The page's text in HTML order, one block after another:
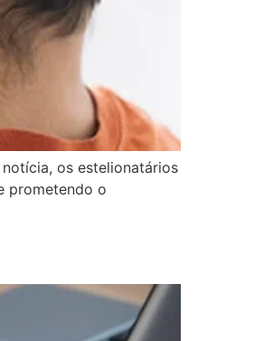
os estelionatários
prometendo o